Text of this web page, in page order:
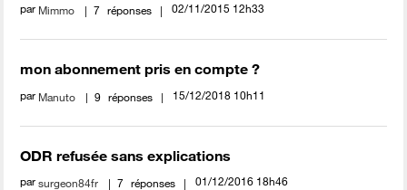
par Mimmo 7 réponses ‎02/11/2015 12h33
mon abonnement pris en compte ?
par Manuto 9 réponses ‎15/12/2018 10h11
ODR refusée sans explications
parsurgeon84fr 7 réponses ‎01/12/2016 18h46